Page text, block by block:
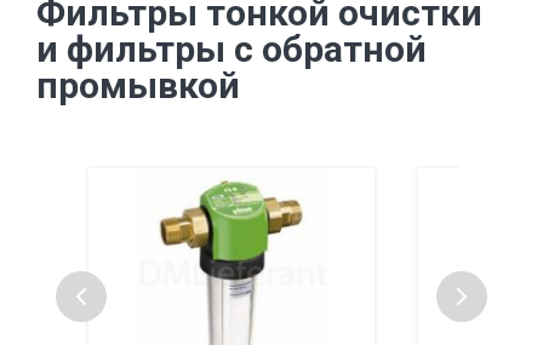
Фильтры тонкой очистки
и фильтры с обратной
промывкой